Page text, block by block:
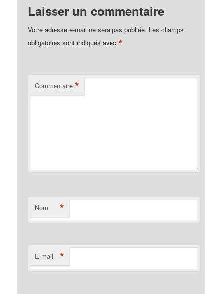
Laisser un commentaire
Votre adresse e-mail ne sera pas publiée. Les champs
obligatoires sont indiqués avec*
Commentaire *
Nom *
E-mail *